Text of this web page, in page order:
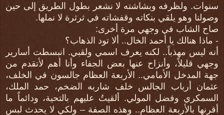
سنوات. ولظرفه وبشاشته لا نشعر بطول الطريق إلى حين
وصولنا وهو يلقي بنكاته وقفشاته في ثرثرة لا نملها.
صاح الشاب في وجهي مرة أخرى:
- ماذا هنالك يا أحمد الخال.. ألا تود الذهاب؟
أنه ليس مهذباً.. لكنه يعرف اسمي ولقبي. انبسطت أسارير
وجهي قليلاً، وأنزاح عنها بعض الجفاء وأنا أهم لأتقدم من
جهة المدخل الأمامي.. الأربعة العظام جالسون في الخلف،
عثمان أرباب الجالس خلف شاربه الضخم، حمد الملك،
السمكري وفضل المولي. ألقيتُ عليهم بالتحية، ودائماً ما
أقرنها بالأربعة العظام.. وهذه الصفة – ولكي لا يحدث لبس